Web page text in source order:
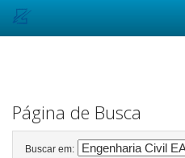
Página de Busca
Buscar em: